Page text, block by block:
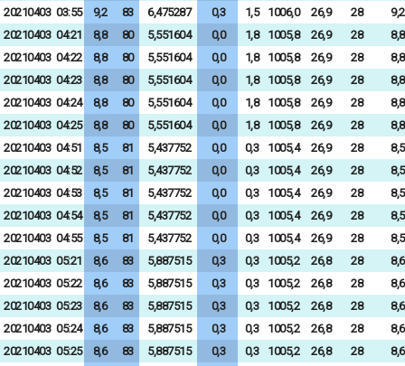
20210403 03:55 9,2 83 6,475287 0,3 1,5 1006,0 26,9 28
9,2
20210403 04:21 8,8 80 5,551604 0,0 1,8 1005,8 26,9 28
8,8
20210403 04:22 8,8 80 5,551604 0,0 1,8 1005,8 26,9 28
8,8
20210403 04:23 8,8 80 5,551604 0,0 1,8 1005,8 26,9 28
8,8
20210403 04:24 8,8 80 5,551604 0,0 1,8 1005,8 26,9 28
8,8
20210403 04:25 8,8 80 5,551604 0,0 1,8 1005,8 26,9 28
8,8
20210403 04:51 8,5 81 5,437752 0,0 0,3 1005,4 26,9 28
8,5
20210403 04:52 8,5 81 5,437752 0,0 0,3 1005,4 26,9 28
8,5
20210403 04:53 8,5 81 5,437752 0,0 0,3 1005,4 26,9 28
8,5
20210403 04:54 8,5 81 5,437752 0,0 0,3 1005,4 26,9 28
8,5
20210403 04:55 8,5 81 5,437752 0,0 0,3 1005,4 26,9 28
8,5
20210403 05:21 8,6 83 5,887515 0,3 0,3 1005,2 26,8 28
8,6
20210403 05:22 8,6 83 5,887515 0,3 0,3 1005,2 26,8 28
8,6
20210403 05:23 8,6 83 5,887515 0,3 0,3 1005,2 26,8 28
8,6
20210403 05:24 8,6 83 5,887515 0,3 0,3 1005,2 26,8 28
8,6
20210403 05:25 8,6 83 5,887515 0,3 0,3 1005,2 26,8 28
8,6